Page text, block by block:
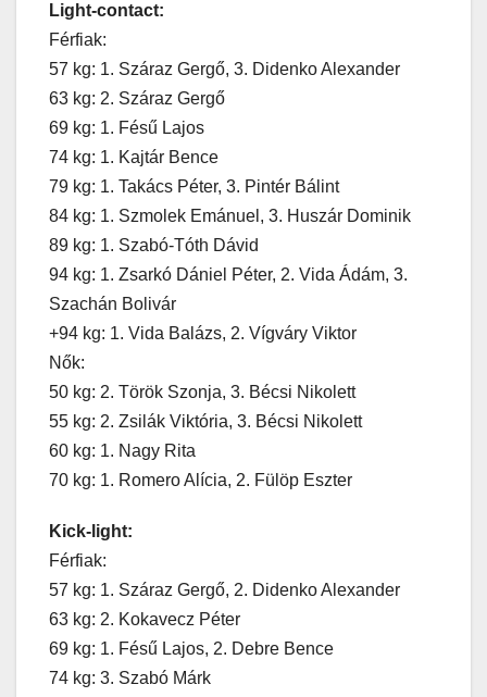
Light-contact:
Férfiak:
57 kg: 1. Száraz Gergő, 3. Didenko Alexander
63 kg: 2. Száraz Gergő
69 kg: 1. Fésű Lajos
74 kg: 1. Kajtár Bence
79 kg: 1. Takács Péter, 3. Pintér Bálint
84 kg: 1. Szmolek Emánuel, 3. Huszár Dominik
89 kg: 1. Szabó-Tóth Dávid
94 kg: 1. Zsarkó Dániel Péter, 2. Vida Ádám, 3.
Szachán Bolivár
+94 kg: 1. Vida Balázs, 2. Vígváry Viktor
Nők:
50 kg: 2. Török Szonja, 3. Bécsi Nikolett
55 kg: 2. Zsilák Viktória, 3. Bécsi Nikolett
60 kg: 1. Nagy Rita
70 kg: 1. Romero Alícia, 2. Fülöp Eszter
Kick-light:
Férfiak:
57 kg: 1. Száraz Gergő, 2. Didenko Alexander
63 kg: 2. Kokavecz Péter
69 kg: 1. Fésű Lajos, 2. Debre Bence
74 kg: 3. Szabó Márk